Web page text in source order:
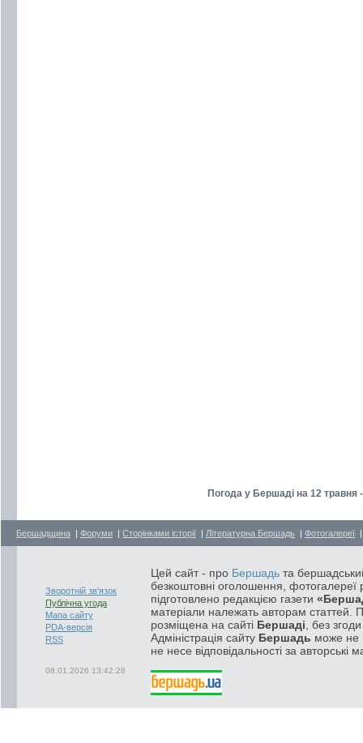
Погода у Бершаді на 12
Бершадщина | Форуми | Сторінками історії | Літературна Бершадь | Фотогалереї
Зворотній зв'язок
Публічна угода
Мапа сайту
PDA-версія
RSS
08.01.2026 13:42:28
Цей сайт - про Бершадь та
безкоштовні оголошення, фотогалереї
підготовлено редакцією газети
матеріали належать авторам статтей.
розміщена на сайті Бершаді , без
Адміністрація сайту Бершадь може не
не несе відповідальності за авторські